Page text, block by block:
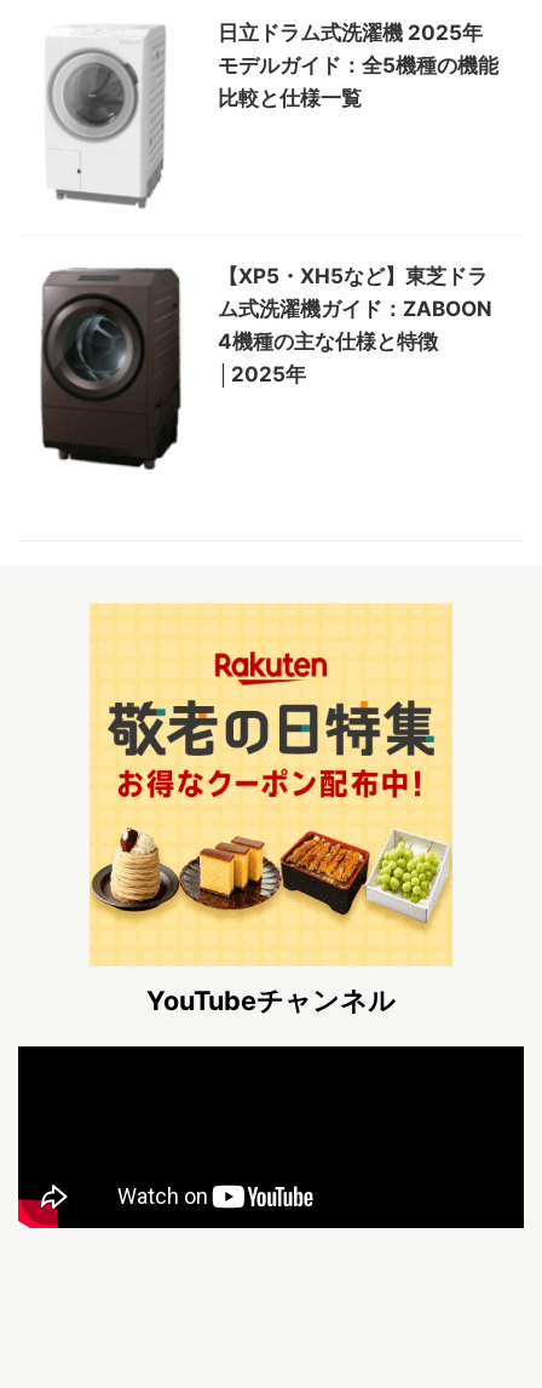
日立ドラム式洗濯機 2025年
モデルガイド：全5機種の機能
比較と仕様一覧
【XP5・XH5など】東芝ドラ
ム式洗濯機ガイド：ZABOON
4機種の主な仕様と特徴
│2025年
YouTubeチャンネル